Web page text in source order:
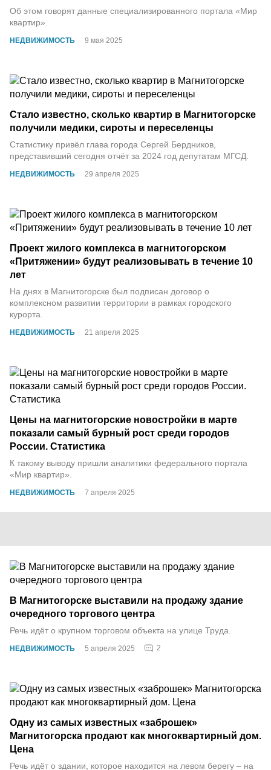
НЕДВИЖИМОСТЬ 9 мая 2025
Об этом говорят данные специализированного портала «Мир
квартир».
НЕДВИЖИМОСТЬ 29 апреля 2025
Стало известно, сколько квартир в Магнитогорске
получили медики, сироты и переселенцы
Статистику привёл глава города Сергей Бердников,
представивший сегодня отчёт за 2024 год депутатам МГСД.
НЕДВИЖИМОСТЬ 21 апреля 2025
Проект жилого комплекса в магнитогорском
«Притяжении» будут реализовывать в течение 10
лет
На днях в Магнитогорске был подписан договор о
комплексном развитии территории в рамках городского
курорта.
НЕДВИЖИМОСТЬ 7 апреля 2025
Цены на магнитогорские новостройки в марте
показали самый бурный рост среди городов
России. Статистика
К такому выводу пришли аналитики федерального портала
«Мир квартир».
НЕДВИЖИМОСТЬ 5 апреля 2025 2
В Магнитогорске выставили на продажу здание
очередного торгового центра
Речь идёт о крупном торговом объекта на улице Труда.
Одну из самых известных «заброшек»
Магнитогорска продают как многоквартирный дом.
Цена
Речь идёт о здании, которое находится на левом берегу – на